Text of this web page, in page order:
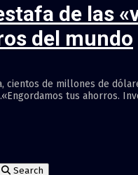
de las
del mundo
cientos de millones de
tus ahorros.
Search